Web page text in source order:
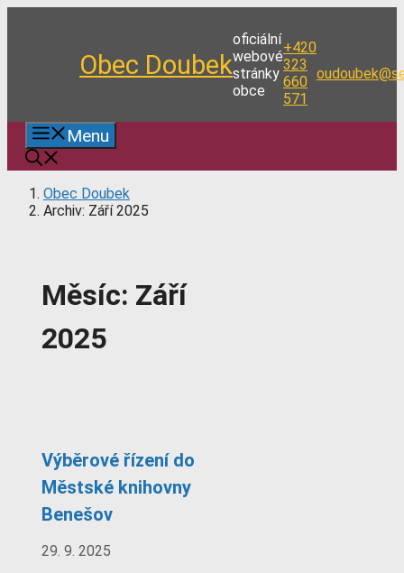
Obec Doubek
oficiální
webové
stránky
obce
+420
323
660
571
Menu
Obec Doubek
Archiv: Září 2025
Měsíc: Září
2025
Výběrové řízení do
Městské knihovny
Benešov
29. 9. 2025